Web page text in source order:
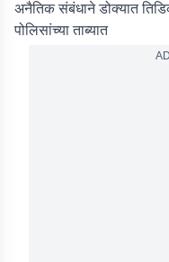
अनैतिक संबंधाने डोक्यात
पोलिसांच्या ताब्यात